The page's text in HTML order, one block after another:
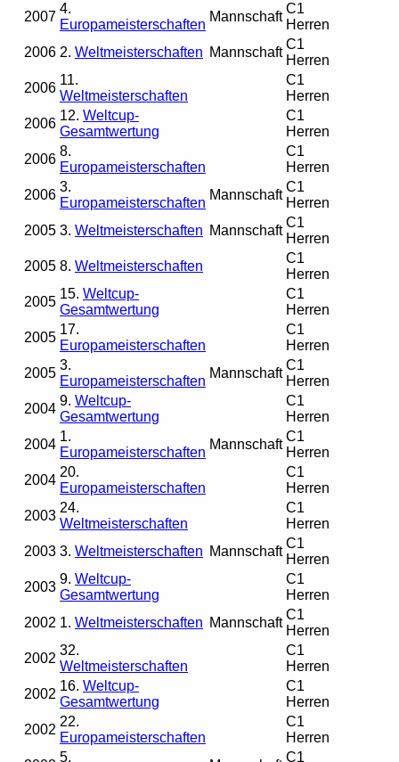
2007
4.
Europameisterschaften
Mannschaft
C1
Herren
2006 2. Weltmeisterschaften Mannschaft
C1
Herren
2006
11.
Weltmeisterschaften
C1
Herren
2006
12. Weltcup-
Gesamtwertung
C1
Herren
2006
8.
Europameisterschaften
C1
Herren
2006
3.
Europameisterschaften
Mannschaft
C1
Herren
2005 3. Weltmeisterschaften Mannschaft
C1
Herren
2005 8. Weltmeisterschaften
C1
Herren
2005
15. Weltcup-
Gesamtwertung
C1
Herren
2005
17.
Europameisterschaften
C1
Herren
2005
3.
Europameisterschaften
Mannschaft
C1
Herren
2004
9. Weltcup-
Gesamtwertung
C1
Herren
2004
1.
Europameisterschaften
Mannschaft
C1
Herren
2004
20.
Europameisterschaften
C1
Herren
2003
24.
Weltmeisterschaften
C1
Herren
2003 3. Weltmeisterschaften Mannschaft
C1
Herren
2003
9. Weltcup-
Gesamtwertung
C1
Herren
2002 1. Weltmeisterschaften Mannschaft
C1
Herren
2002
32.
Weltmeisterschaften
C1
Herren
2002
16. Weltcup-
Gesamtwertung
C1
Herren
2002
22.
Europameisterschaften
C1
Herren
5.
C1